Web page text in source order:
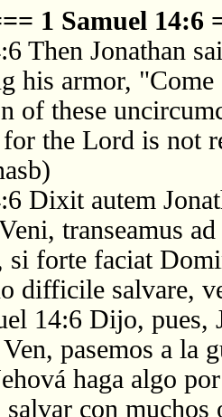
1 Samuel 14:6
Then Jonathan
his armor, "Come
of these
the Lord is not
Dixit autem
transeamus
si forte faciat
difficile salvare,
14:6 Dijo, pues,
pasemos a la
haga algo
salvar con muchos